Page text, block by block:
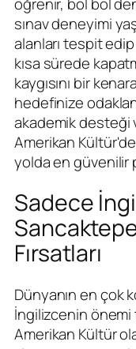
sınav deneyimi
alanları tespit
kısa sürede
kaygısını bir
hedefinize
akademik desteği
Amerikan
yolda en güvenilir
Sadece
Fırsatları
Dünyanın en çok
İngilizcenin önemi
Amerikan Kültür